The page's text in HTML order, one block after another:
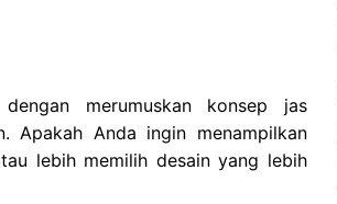
merumuskan konsep jas
Apakah Anda ingin menampilkan
lebih memilih desain yang lebih